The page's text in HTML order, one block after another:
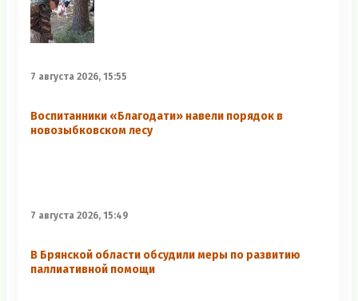
7 августа 2026, 15:55
Воспитанники «Благодати» навели порядок в
новозыбковском лесу
7 августа 2026, 15:49
В Брянской области обсудили меры по развитию
паллиативной помощи